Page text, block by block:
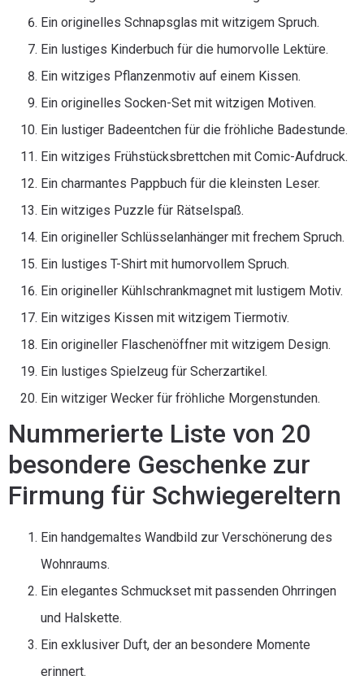
Ein originelles Schnapsglas mit witzigem Spruch.
Ein lustiges Kinderbuch für die humorvolle Lektüre.
Ein witziges Pflanzenmotiv auf einem Kissen.
Ein originelles Socken-Set mit witzigen Motiven.
Ein lustiger Badeentchen für die fröhliche Badestunde.
Ein witziges Frühstücksbrettchen mit Comic-Aufdruck.
Ein charmantes Pappbuch für die kleinsten Leser.
Ein witziges Puzzle für Rätselspaß.
Ein origineller Schlüsselanhänger mit frechem Spruch.
Ein lustiges T-Shirt mit humorvollem Spruch.
Ein origineller Kühlschrankmagnet mit lustigem Motiv.
Ein witziges Kissen mit witzigem Tiermotiv.
Ein origineller Flaschenöffner mit witzigem Design.
Ein lustiges Spielzeug für Scherzartikel.
Ein witziger Wecker für fröhliche Morgenstunden.
Nummerierte Liste von 20
besondere Geschenke zur
Firmung für Schwiegereltern
Ein handgemaltes Wandbild zur Verschönerung des
Wohnraums.
Ein elegantes Schmuckset mit passenden Ohrringen
und Halskette.
Ein exklusiver Duft, der an besondere Momente
erinnert.